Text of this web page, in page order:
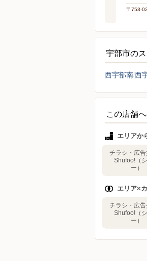
〒753-
宇部市の
西宇部南西
この店舗
エリアか
チラシ・広
Shufoo!（
ー）
エリア×
チラシ・広
Shufoo!（
ー）